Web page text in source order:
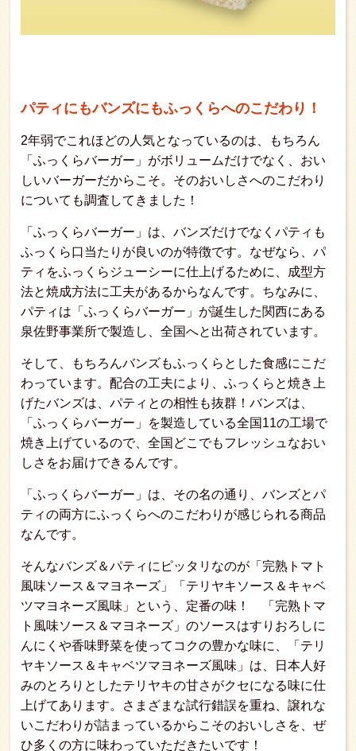
パティにもバンズにもふっくらへのこだわり！
2年弱でこれほどの人気となっているのは、もちろん
「ふっくらバーガー」がボリュームだけでなく、おい
しいバーガーだからこそ。そのおいしさへのこだわり
についても調査してきました！
「ふっくらバーガー」は、バンズだけでなくパティも
ふっくら口当たりが良いのが特徴です。なぜなら、パ
ティをふっくらジューシーに仕上げるために、成型方
法と焼成方法に工夫があるからなんです。ちなみに、
パティは「ふっくらバーガー」が誕生した関西にある
泉佐野事業所で製造し、全国へと出荷されています。
そして、もちろんバンズもふっくらとした食感にこだ
わっています。配合の工夫により、ふっくらと焼き上
げたバンズは、パティとの相性も抜群！バンズは、
「ふっくらバーガー」を製造している全国11の工場で
焼き上げているので、全国どこでもフレッシュなおい
しさをお届けできるんです。
「ふっくらバーガー」は、その名の通り、バンズとパ
ティの両方にふっくらへのこだわりが感じられる商品
なんです。
そんなバンズ＆パティにピッタリなのが「完熟トマト
風味ソース＆マヨネーズ」「テリヤキソース＆キャベ
ツマヨネーズ風味」という、定番の味！ 「完熟トマ
ト風味ソース＆マヨネーズ」のソースはすりおろしに
んにくや香味野菜を使ってコクの豊かな味に、「テリ
ヤキソース＆キャベツマヨネーズ風味」は、日本人好
みのとろりとしたテリヤキの甘さがクセになる味に仕
上げてあります。さまざまな試行錯誤を重ね、譲れな
いこだわりが詰まっているからこそのおいしさを、ぜ
ひ多くの方に味わっていただきたいです！